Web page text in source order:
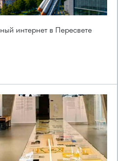
интернет в Пересвете